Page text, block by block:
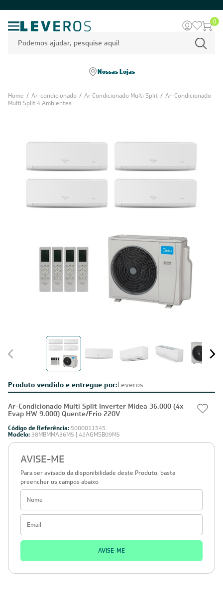
0
Nossas Lojas
Home / Ar-condicionado / Ar Condicionado Multi Split / Ar-Condicionado
Multi Split 4 Ambientes
Produto vendido e entregue por:Leveros
Ar-Condicionado Multi Split Inverter Midea 36.000 (4x
Evap HW 9.000) Quente/Frio 220V
Código de Referência: 5000011545
Modelo: 38MBMMA36M5 | 42AGMSB09M5
AVISE-ME
Para ser avisado da disponibilidade deste Produto, basta
preencher os campos abaixo
AVISE-ME